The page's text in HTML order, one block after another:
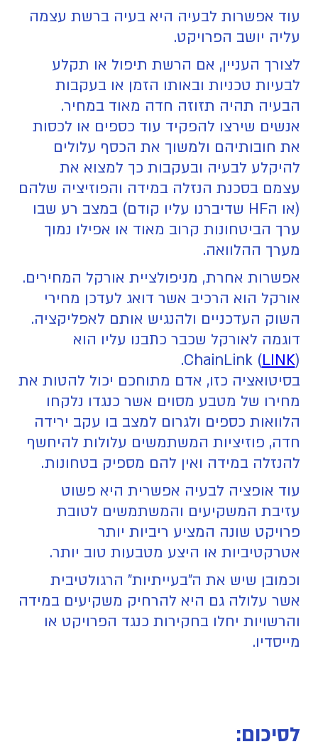
עוד אפשרות לבעיה היא בעיה ברשת עצמה
עליה יושב הפרויקט.
לצורך העניין, אם הרשת תיפול או תקלע
לבעיות טכניות ובאותו הזמן או בעקבות
הבעיה תהיה תזוזה חדה מאוד במחיר.
אנשים שירצו להפקיד עוד כספים או לכסות
את חובותיהם ולמשוך את הכסף עלולים
להיקלע לבעיה ובעקבות כך למצוא את
עצמם בסכנת הנזלה במידה והפוזיציה שלהם
(או הHF שדיברנו עליו קודם) במצב רע שבו
ערך הביטחונות קרוב מאוד או אפילו נמוך
מערך ההלוואה.
אפשרות אחרת, מניפולציית אורקל המחירים.
אורקל הוא הרכיב אשר דואג לעדכן מחירי
השוק העדכניים ולהנגיש אותם לאפליקציה.
דוגמה לאורקל שכבר כתבנו עליו הוא
ChainLink (LINK).
בסיטואציה כזו, אדם מתוחכם יכול להטות את
מחירו של מטבע מסוים אשר כנגדו נלקחו
הלוואות כספים ולגרום למצב בו עקב ירידה
חדה, פוזיציות המשתמשים עלולות להיחשף
להנזלה במידה ואין להם מספיק בטחונות.
עוד אופציה לבעיה אפשרית היא פשוט
עזיבת המשקיעים והמשתמשים לטובת
פרויקט שונה המציע ריביות יותר
אטרקטיביות או היצע מטבעות טוב יותר.
וכמובן שיש את ה"בעייתיות" הרגולטיבית
אשר עלולה גם היא להרחיק משקיעים במידה
והרשויות יחלו בחקירות כנגד הפרויקט או
מייסדיו.
לסיכום: